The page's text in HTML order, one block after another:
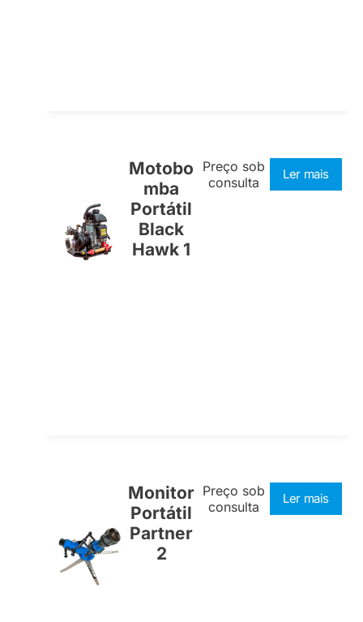
Motobo
mba
Portátil
Black
Hawk 1
Preço sob
consulta
Ler mais
Monitor
Portátil
Partner
2
Preço sob
consulta
Ler mais